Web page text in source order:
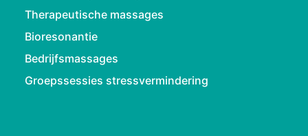
Therapeutische massages
Bioresonantie
Bedrijfsmassages
Groepssessies stressvermindering